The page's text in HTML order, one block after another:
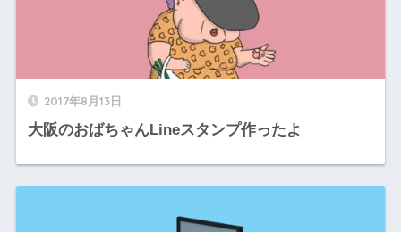
2017年8月13日
大阪のおばちゃんLineスタンプ作ったよ